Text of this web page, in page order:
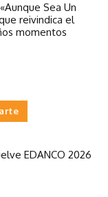
Sea Un
reivindica el
momentos
EDANCO 2026